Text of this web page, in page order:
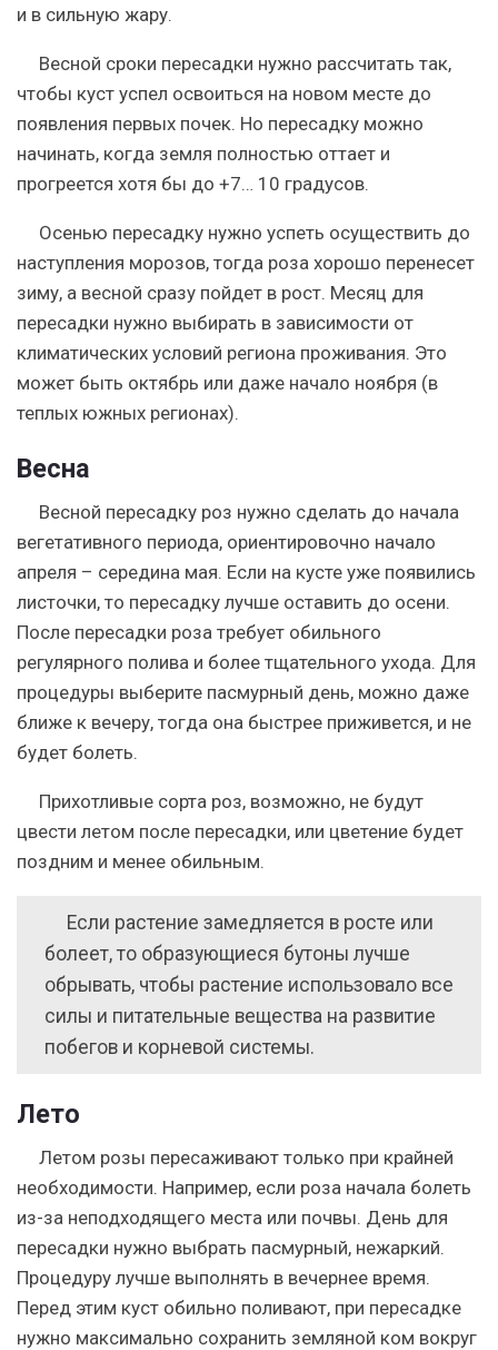
и в сильную жару.
Весной сроки пересадки нужно рассчитать так,
чтобы куст успел освоиться на новом месте до
появления первых почек. Но пересадку можно
начинать, когда земля полностью оттает и
прогреется хотя бы до +7… 10 градусов.
Осенью пересадку нужно успеть осуществить до
наступления морозов, тогда роза хорошо перенесет
зиму, а весной сразу пойдет в рост. Месяц для
пересадки нужно выбирать в зависимости от
климатических условий региона проживания. Это
может быть октябрь или даже начало ноября (в
теплых южных регионах).
Весна
Весной пересадку роз нужно сделать до начала
вегетативного периода, ориентировочно начало
апреля – середина мая. Если на кусте уже появились
листочки, то пересадку лучше оставить до осени.
После пересадки роза требует обильного
регулярного полива и более тщательного ухода. Для
процедуры выберите пасмурный день, можно даже
ближе к вечеру, тогда она быстрее приживется, и не
будет болеть.
Прихотливые сорта роз, возможно, не будут
цвести летом после пересадки, или цветение будет
поздним и менее обильным.
Если растение замедляется в росте или
болеет, то образующиеся бутоны лучше
обрывать, чтобы растение использовало все
силы и питательные вещества на развитие
побегов и корневой системы.
Лето
Летом розы пересаживают только при крайней
необходимости. Например, если роза начала болеть
из-за неподходящего места или почвы. День для
пересадки нужно выбрать пасмурный, нежаркий.
Процедуру лучше выполнять в вечернее время.
Перед этим куст обильно поливают, при пересадке
нужно максимально сохранить земляной ком вокруг